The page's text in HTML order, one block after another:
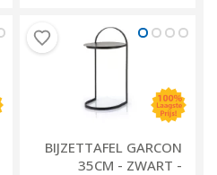
BIJZETTAFEL GARCON
35CM - ZWART -